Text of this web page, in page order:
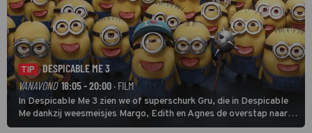
TIP
DESPICABLE ME 3
VANAVOND 18:05 - 20:00· FILM
In Despicable Me 3 zien we of superschurk Gru, die in Despicable
Me dankzij weesmeisjes Margo, Edith en Agnes de overstap naar
het rechte pad maakte, ook op dat pad weet te blijven.